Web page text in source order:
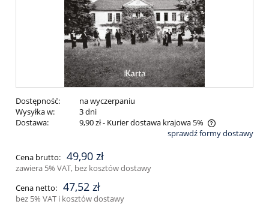
Dostępność:
na wyczerpaniu
Wysyłka w:
3 dni
Dostawa:
9,90 zł- Kurier dostawa krajowa 5%
Cena nie zawiera ewentualnych kosztów płatnościsprawdź formy dostawy
Cena brutto: 49,90 zł
zawiera 5% VAT, bez kosztów dostawy
Cena netto: 47,52 zł
bez 5% VAT i kosztów dostawy